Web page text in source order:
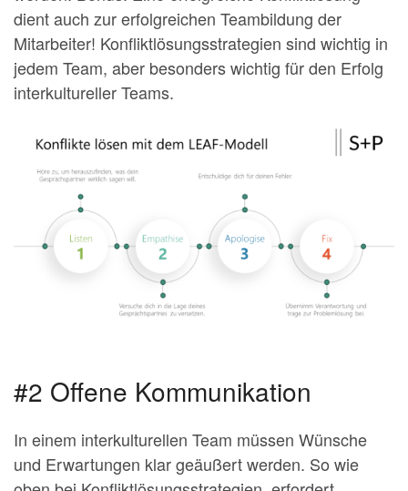
dient auch zur erfolgreichen Teambildung der
Mitarbeiter! Konfliktlösungsstrategien sind wichtig in
jedem Team, aber besonders wichtig für den Erfolg
interkultureller Teams.
#2 Offene Kommunikation
In einem interkulturellen Team müssen Wünsche
und Erwartungen klar geäußert werden. So wie